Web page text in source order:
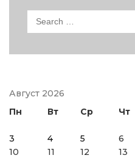
Search
Август 2026
Пн
Вт Ср Чт
3
4 5 6
10
11 12 13